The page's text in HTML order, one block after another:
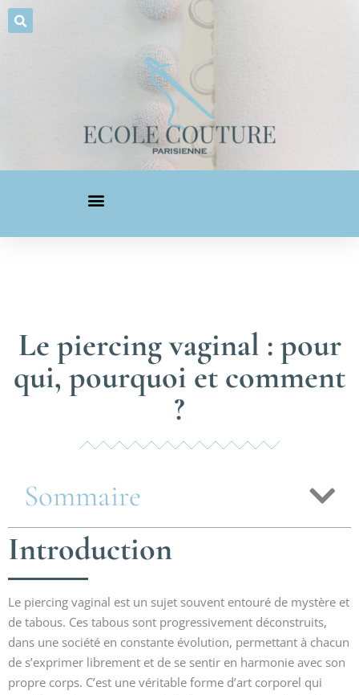
Le piercing vaginal : pour
qui, pourquoi et comment
?
Sommaire
Introduction
Le piercing vaginal est un sujet souvent entouré de mystère et
de tabous. Ces tabous sont progressivement déconstruits,
dans une société en constante évolution, permettant à chacun
de s’exprimer librement et de se sentir en harmonie avec son
propre corps. C’est une véritable forme d’art corporel qui